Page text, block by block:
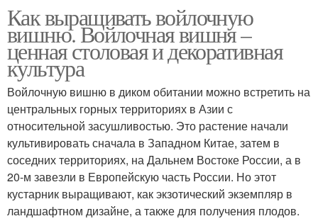
Как выращивать войлочную
вишню. Войлочная вишня –
ценная столовая и декоративная
культура
Войлочную вишню в диком обитании можно встретить на
центральных горных территориях в Азии с
относительной засушливостью. Это растение начали
культивировать сначала в Западном Китае, затем в
соседних территориях, на Дальнем Востоке России, а в
20-м завезли в Европейскую часть России. Но этот
кустарник выращивают, как экзотический экземпляр в
ландшафтном дизайне, а также для получения плодов.